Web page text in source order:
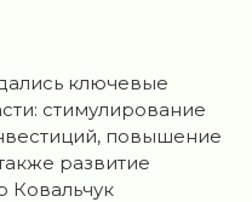
ключевые
стимулирование
повышение
развитие
Ковальчук